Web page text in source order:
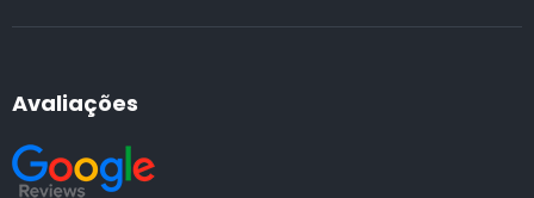
Avaliações